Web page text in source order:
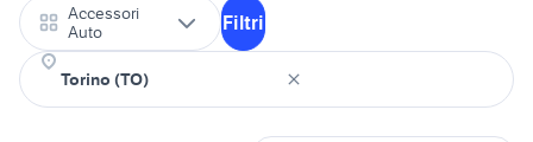
Accessori
Auto
Filtri